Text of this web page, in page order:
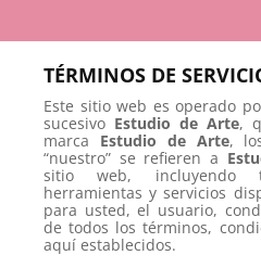
TÉRMINOS DE
Este sitio web es operado
sucesivo Estudio de Arte,
marca Estudio de Arte,
“nuestro” se refieren a
sitio web, incluyendo
herramientas y servicios
para usted, el usuario,
de todos los términos,
aquí establecidos.